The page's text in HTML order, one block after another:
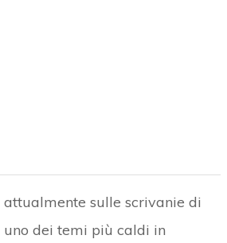
sulle scrivanie di
uno dei temi più caldi in